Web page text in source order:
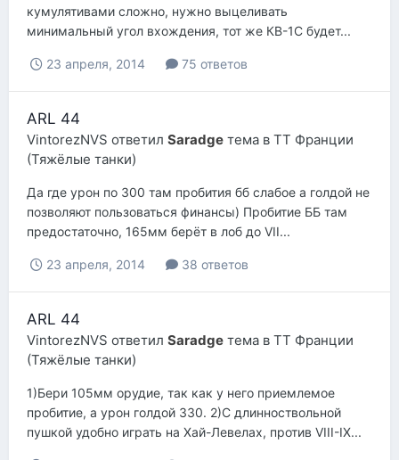
кумулятивами сложно, нужно выцеливать
минимальный угол вхождения, тот же КВ-1С будет...
23 апреля, 2014 75 ответов
ARL 44
VintorezNVS ответил Saradge тема в ТТ Франции
(Тяжёлые танки)
Да где урон по 300 там пробития бб слабое а голдой не
позволяют пользоваться финансы) Пробитие ББ там
предостаточно, 165мм берёт в лоб до VII...
23 апреля, 2014 38 ответов
ARL 44
VintorezNVS ответил Saradge тема в ТТ Франции
(Тяжёлые танки)
1)Бери 105мм орудие, так как у него приемлемое
пробитие, а урон голдой 330. 2)С длинноствольной
пушкой удобно играть на Хай-Левелах, против VIII-IX...